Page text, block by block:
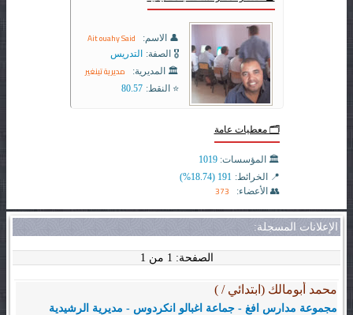
👤 الاسم: Ait ouahy Said
🎖️ الصفة: التدريس
🏛️ المديرية:
مديرية تينغير
⭐ النقط: 80.57
🗂️ معطيات عامة
🏛️ المؤسسات:1019
📍 الخرائط: 191 (18.74%)
👥 الأعضاء:
373
الإعلانات المسجلة:
الصفحة: 1 من 1
محمد أبومالك (ابتدائي / )
مجموعة مدارس افغ - جماعة اغبالو انكردوس - مديرية الرشيدية